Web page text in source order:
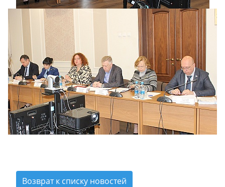
Возврат к списку новостей